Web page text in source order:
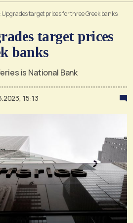
Upgrades target prices for three Greek banks
target prices
banks
is National Bank
15:13